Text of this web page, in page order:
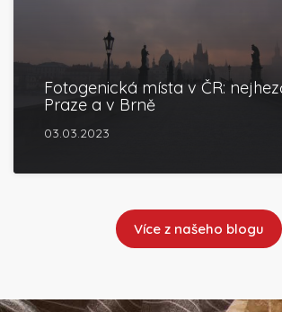
Fotogenická místa v ČR:
Praze a v Brně
03.03.2023
Více z našeho blogu